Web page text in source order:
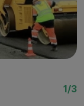
1/3